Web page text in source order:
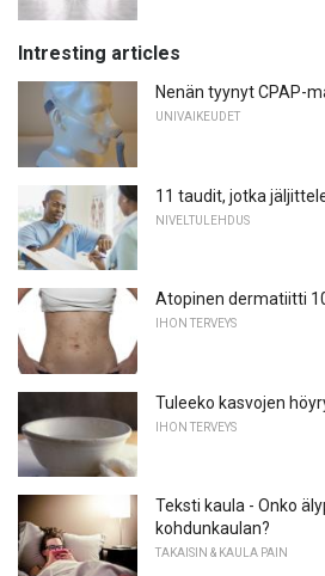
Intresting articles
Nenän tyynyt CPAP-
UNIVAIKEUDET
11 taudit, jotka
NIVELTULEHDUS
Atopinen dermatiitti
IHON TERVEYS
Tuleeko kasvojen
IHON TERVEYS
Teksti kaula - Onko
kohdunkaulan?
TAKAISIN & KAULA PAIN